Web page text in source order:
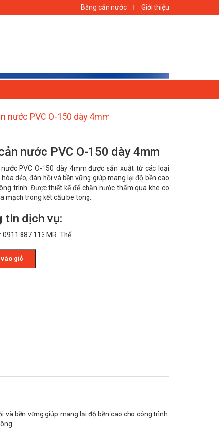
Băng cản nước Giới thiệu
nước PVC O-150 dày 4mm
nước PVC O-150 dày 4mm
nước PVC O-150 dày 4mm được sản xuất từ các loại
hóa dẻo, đàn hồi và bền vững giúp mang lại độ bền cao
trình. Được thiết kế để chặn nước thấm qua khe co
mạch trong kết cấu bê tông.
tin dịch vụ:
0911 887 113 MR. Thể
giỏ
bền vững giúp mang lại độ bền cao cho công trình.